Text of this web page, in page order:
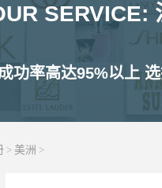
SERVICE:
功率高达95%以上
> 美洲 >